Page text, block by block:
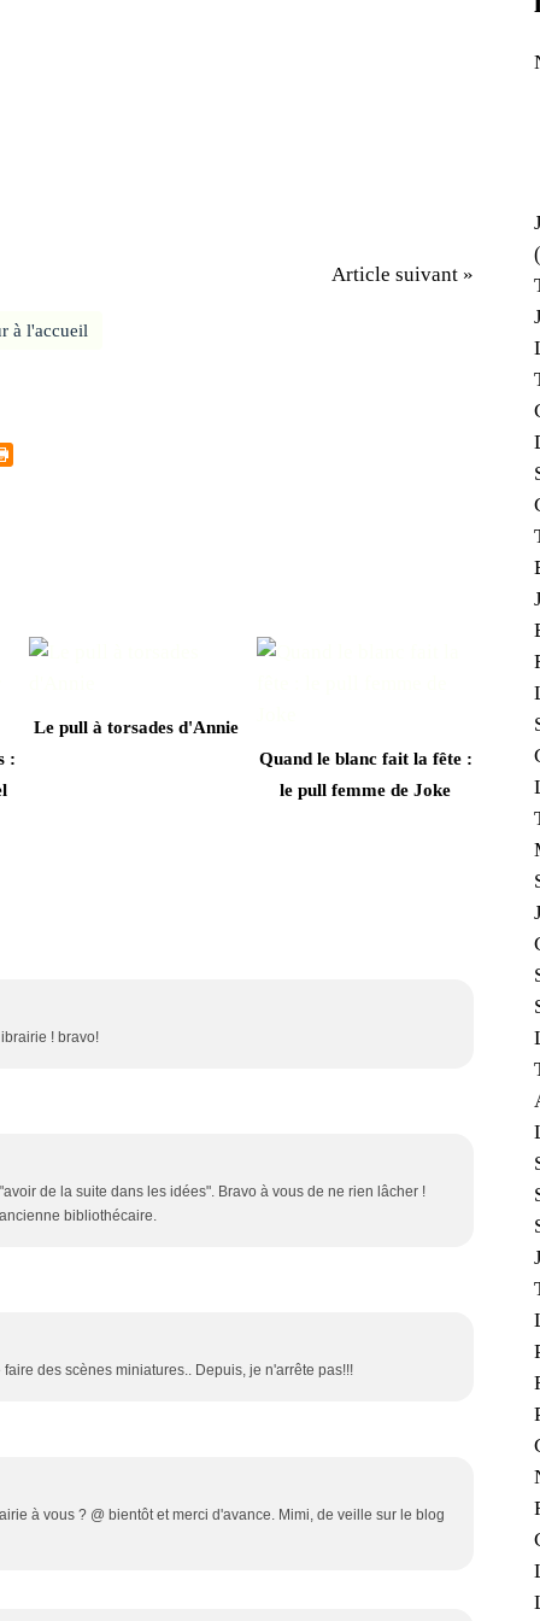
Article suivant »
à l'accueil
:
Le pull à torsades d'Annie
Quand le blanc fait la fête :
le pull femme de Joke
! bravo!
de la suite dans les idées". Bravo à vous de ne rien lâcher !
bibliothécaire.
des scènes miniatures.. Depuis, je n'arrête pas!!!
à vous ? @ bientôt et merci d'avance. Mimi, de veille sur le blog